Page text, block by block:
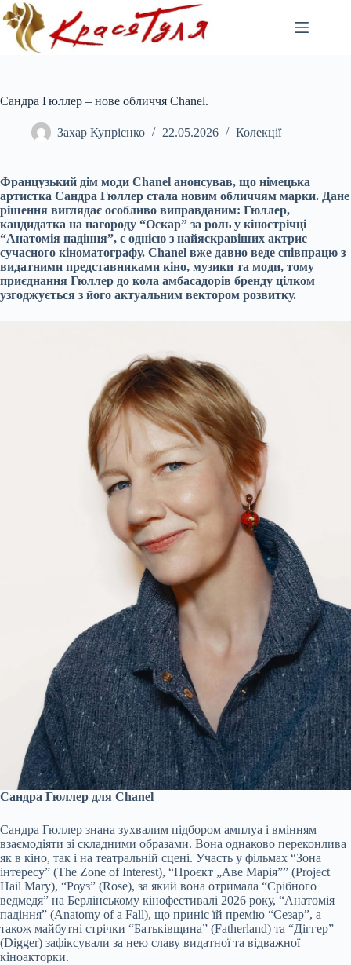
Перейти
до
вмісту
Сандра Гюллер – нове обличчя Chanel.
Захар Купрієнко 22.05.2026 Колекції
Французький дім моди Chanel анонсував, що німецька
артистка Сандра Гюллер стала новим обличчям марки. Дане
рішення виглядає особливо виправданим: Гюллер,
кандидатка на нагороду “Оскар” за роль у кінострічці
“Анатомія падіння”, є однією з найяскравіших актрис
сучасного кіноматографу. Chanel вже давно веде співпрацю з
видатними представниками кіно, музики та моди, тому
приєднання Гюллер до кола амбасадорів бренду цілком
узгоджується з його актуальним вектором розвитку.
Сандра Гюллер для Chanel
Сандра Гюллер знана зухвалим підбором амплуа і вмінням
взаємодіяти зі складними образами. Вона однаково переконлива
як в кіно, так і на театральній сцені. Участь у фільмах “Зона
інтересу” (The Zone of Interest), “Проєкт „Аве Марія”” (Project
Hail Mary), “Роуз” (Rose), за який вона отримала “Срібного
ведмедя” на Берлінському кінофестивалі 2026 року, “Анатомія
падіння” (Anatomy of a Fall), що приніс їй премію “Сезар”, а
також майбутні стрічки “Батьківщина” (Fatherland) та “Діггер”
(Digger) зафіксували за нею славу видатної та відважної
кіноакторки.